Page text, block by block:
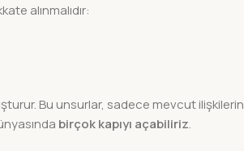
alınmalıdır:
Bu unsurlar, sadece mevcut ilişkilerin
birçok kapıyı açabiliriz.